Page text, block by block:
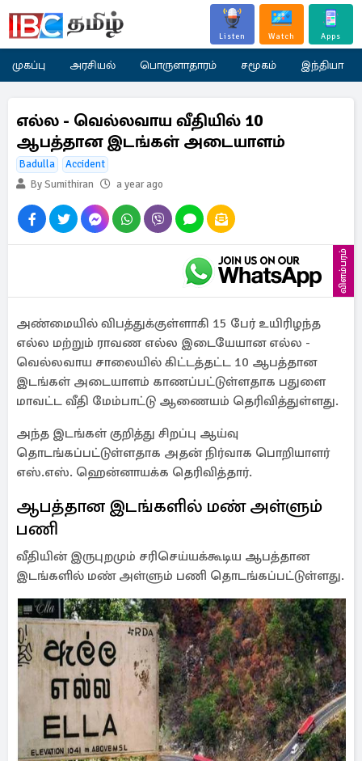
Listen Watch Apps
முகப்பு அரசியல் பொருளாதாரம் சமூகம் இந்தியா
எல்ல - வெல்லவாய வீதியில் 10
ஆபத்தான இடங்கள் அடையாளம்
Badulla
Accident
By Sumithiran
a year ago
விளம்பரம்
அண்மையில் விபத்துக்குள்ளாகி 15 பேர் உயிரிழந்த
எல்ல மற்றும் ராவண எல்ல இடையேயான எல்ல -
வெல்லவாய சாலையில் கிட்டத்தட்ட 10 ஆபத்தான
இடங்கள் அடையாளம் காணப்பட்டுள்ளதாக பதுளை
மாவட்ட வீதி மேம்பாட்டு ஆணையம் தெரிவித்துள்ளது.
அந்த இடங்கள் குறித்து சிறப்பு ஆய்வு
தொடங்கப்பட்டுள்ளதாக அதன் நிர்வாக பொறியாளர்
எஸ்.எஸ். ஹென்னாயக்க தெரிவித்தார்.
ஆபத்தான இடங்களில் மண் அள்ளும்
பணி
வீதியின் இருபுறமும் சரிசெய்யக்கூடிய ஆபத்தான
இடங்களில் மண் அள்ளும் பணி தொடங்கப்பட்டுள்ளது.